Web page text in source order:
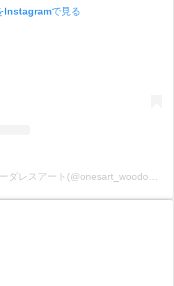
Instagramで見る